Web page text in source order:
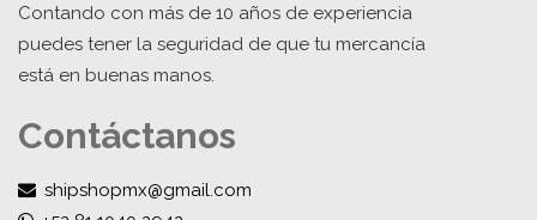
Contando con más de 10 años de experiencia
puedes tener la seguridad de que tu mercancía
está en buenas manos.
Contáctanos
shipshopmx@gmail.com